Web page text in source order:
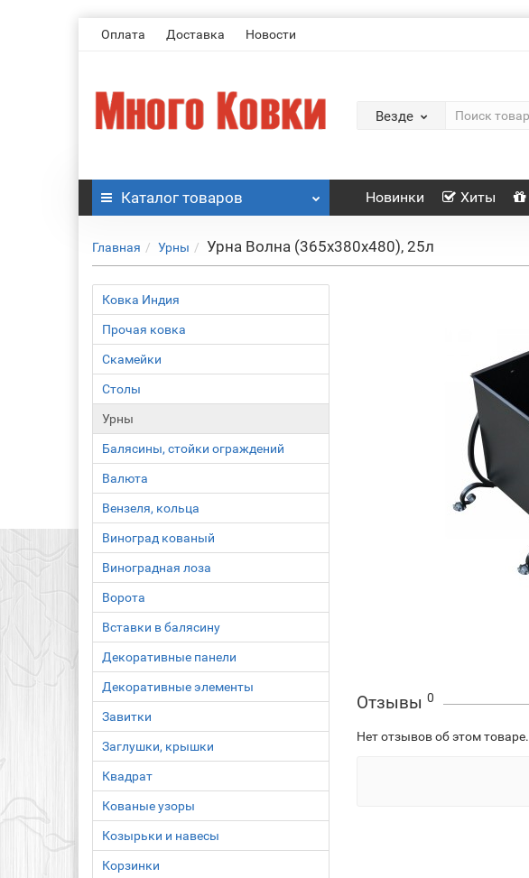
Оплата Доставка Новости
Везде
Каталог товаров Новинки Хиты
Главная Урны Урна Волна (365х380х480), 25л
Ковка Индия
Прочая ковка
Скамейки
Столы
Урны
Балясины, стойки ограждений
Валюта
Вензеля, кольца
Виноград кованый
Виноградная лоза
Ворота
Вставки в балясину
Декоративные панели
Декоративные элементы
Завитки
Заглушки, крышки
Квадрат
Кованые узоры
Козырьки и навесы
Корзинки
Отзывы 0
Нет отзывов об этом товаре.